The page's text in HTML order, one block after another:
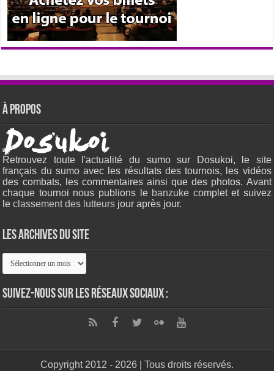
À propos
Retrouvez toute l'actualité du sumo sur Dosukoi, le site
français du sumo avec les résultats des tournois, les vidéos
des combats, les commentaires ainsi que des photos. Avant
chaque tournoi nous publions le banzuke complet et suivez
leclassement des lutteurs jour après jour.
Les archives du site
Les
archives
site
Suivez-nous sur les réseaux sociaux :
Copyright 2012 - 2026 | Tous droits réservés.